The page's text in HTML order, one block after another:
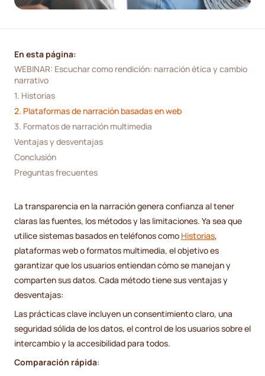
En esta página:
WEBINAR: Escuchar como rendición: narración ética y cambio
narrativo
1. Historias
2. Plataformas de narración basadas en web
3. Formatos de narración multimedia
Ventajas y desventajas
Conclusión
Preguntas frecuentes
La transparencia en la narración genera confianza al tener
claras las fuentes, los métodos y las limitaciones. Ya sea que
utilice sistemas basados en teléfonos como Historias,
plataformas web o formatos multimedia, el objetivo es
garantizar que los usuarios entiendan cómo se manejan y
comparten sus datos. Cada método tiene sus ventajas y
desventajas:
Las prácticas clave incluyen un consentimiento claro, una
seguridad sólida de los datos, el control de los usuarios sobre el
intercambio y la accesibilidad para todos.
Comparación rápida: